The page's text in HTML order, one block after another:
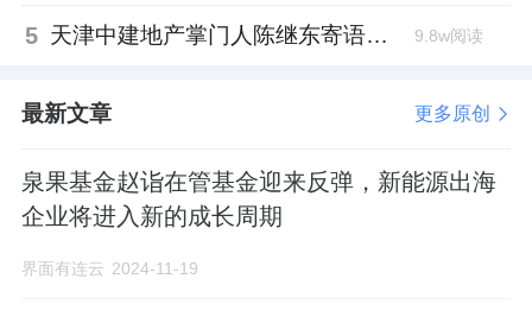
5 天津中建地产掌门人陈继东寄语青年“跳出舒适区”，曾任银行信贷经理 9.8w阅读
最新文章 更多原创
泉果基金赵诣在管基金迎来反弹，新能源出海
企业将进入新的成长周期
界面有连云 2024-11-19